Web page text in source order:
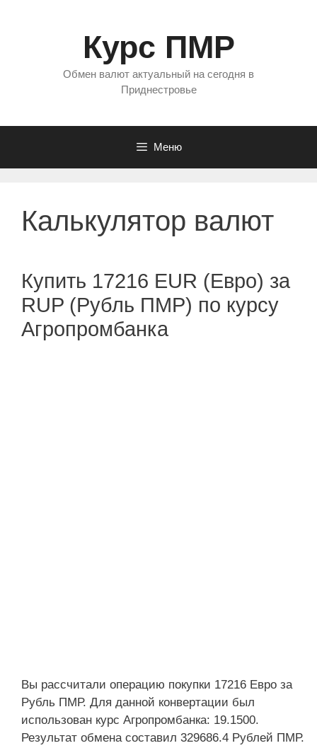
Курс ПМР
Обмен валют актуальный на сегодня в
Приднестровье
Меню
Калькулятор валют
Купить 17216 EUR (Евро) за
RUP (Рубль ПМР) по курсу
Агропромбанка
Вы рассчитали операцию покупки 17216 Евро за
Рубль ПМР. Для данной конвертации был
использован курс Агропромбанка: 19.1500.
Результат обмена составил 329686.4 Рублей ПМР.